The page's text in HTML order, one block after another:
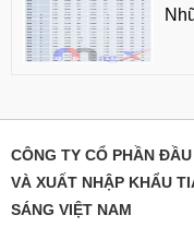
CÔNG TY CỔ PHẦN
VÀ XUẤT NHẬP KHẨU
SÁNG VIỆT NAM